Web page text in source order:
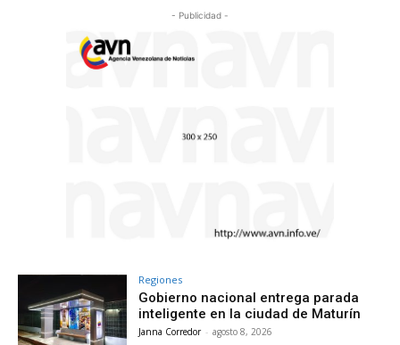
- Publicidad -
Regiones
Gobierno nacional entrega parada
inteligente en la ciudad de Maturín
Janna Corredor - agosto 8, 2026